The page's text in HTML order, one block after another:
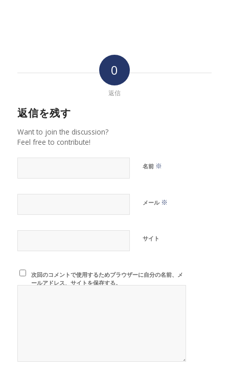
0
返信
返信を残す
Want to join the discussion?
Feel free to contribute!
名前 ※
メール ※
サイト
次回のコメントで使用するためブラウザーに自分の名前、メ
ールアドレス、サイトを保存する。